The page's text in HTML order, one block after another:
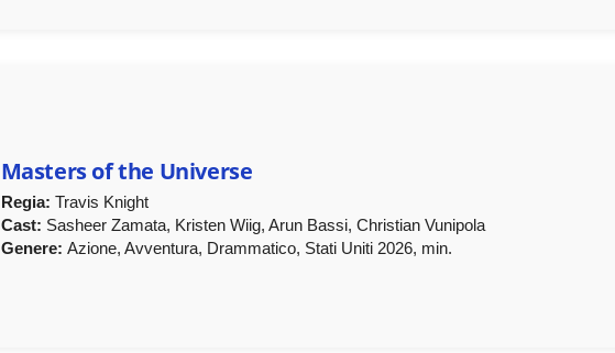
Masters of the Universe
Regia: Travis Knight
Cast: Sasheer Zamata, Kristen Wiig, Arun Bassi, Christian Vunipola
Genere: Azione, Avventura, Drammatico, Stati Uniti 2026, min.